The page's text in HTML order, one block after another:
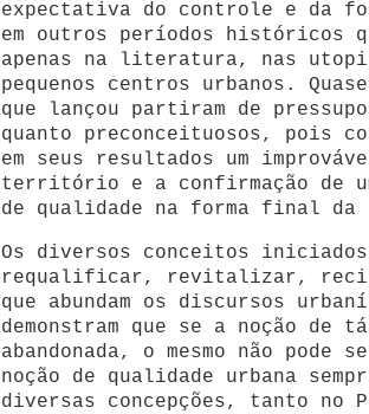
expectativa do controle e da
em outros períodos históricos
apenas na literatura, nas
pequenos centros urbanos.
que lançou partiram de
quanto preconceituosos, pois
em seus resultados um
território e a confirmação de
de qualidade na forma final da
Os diversos conceitos
requalificar, revitalizar,
que abundam os discursos
demonstram que se a noção de
abandonada, o mesmo não pode
noção de qualidade urbana
diversas concepções, tanto no